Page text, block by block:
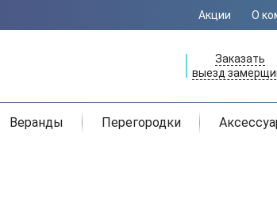
Акции О
Заказать
выезд
Веранды Перегородки